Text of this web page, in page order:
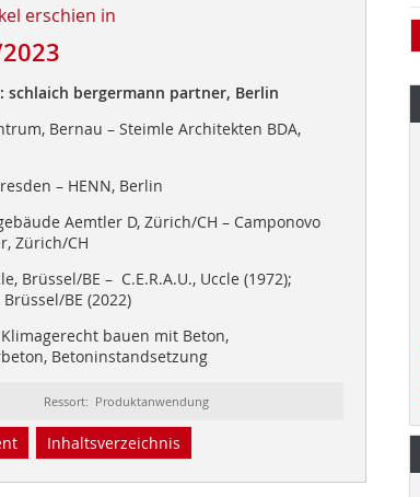
erschien in
schlaich bergermann partner, Berlin
Bernau – Steimle Architekten BDA,
– HENN, Berlin
Aemtler D, Zürich/CH – Camponovo
Zürich/CH
Brüssel/BE – C.E.R.A.U., Uccle (1972);
BE (2022)
bauen mit Beton,
Betoninstandsetzung
Ressort: Produktanwendung
Inhaltsverzeichnis